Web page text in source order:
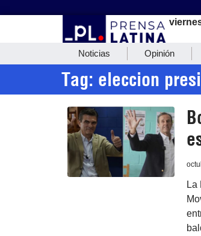
Noticias Opinión
Tag: eleccion
La